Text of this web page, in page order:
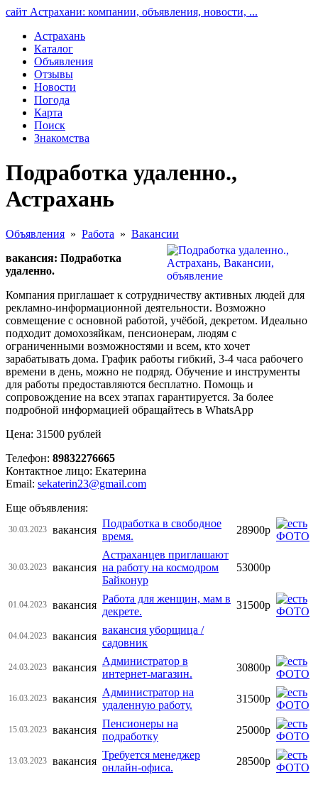
сайт Астрахани: компании, объявления, новости, ...
Астрахань
Каталог
Объявления
Отзывы
Новости
Погода
Карта
Поиск
Знакомства
Подработка удаленно.,
Астрахань
Объявления » Работа » Вакансии
вакансия: Подработка
удаленно.
Компания приглашает к сотрудничеству активных людей для
рекламно-информационной деятельности. Возможно
совмещение с основной работой, учёбой, декретом. Идеально
подходит домохозяйкам, пенсионерам, людям с
ограниченными возможностями и всем, кто хочет
зарабатывать дома. График работы гибкий, 3-4 часа рабочего
времени в день, можно не подряд. Обучение и инструменты
для работы предоставляются бесплатно. Помощь и
сопровождение на всех этапах гарантируется. За более
подробной информацией обращайтесь в WhatsApp
Цена: 31500 рублей
Телефон: 89832276665
Контактное лицо: Екатерина
Email: sekaterin23@gmail.com
Еще объявления:
30.03.2023 вакансия
Подработка в свободное
время.
28900р
30.03.2023 вакансия
Астраханцев приглашают
на работу на космодром
Байконур
53000р
01.04.2023 вакансия
Работа для женщин, мам в
декрете.
31500р
04.04.2023 вакансия
вакансия уборщица /
садовник
24.03.2023 вакансия
Администратор в
интернет-магазин.
30800р
16.03.2023 вакансия
Администратор на
удаленную работу.
31500р
15.03.2023 вакансия
Пенсионеры на
подработку
25000р
13.03.2023 вакансия
Требуется менеджер
онлайн-офиса.
28500р